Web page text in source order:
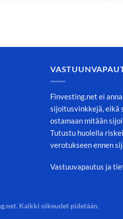
Finvesting.net ei anna
sijoitusvinkkejä, eikä
ostamaan mitään
Tutustu huolella
verotukseen ennen
Vastuuvapautus ja
Kaikki oikeudet pidetään.